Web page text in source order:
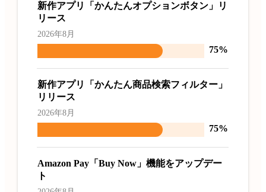
新作アプリ「かんたんオプションボタン」リ
リース
2026年8月
75%
新作アプリ「かんたん商品検索フィルター」
リリース
2026年8月
75%
Amazon Pay「Buy Now」機能をアップデー
ト